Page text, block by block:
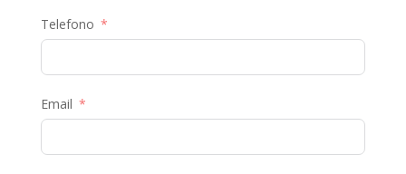
Telefono
Email